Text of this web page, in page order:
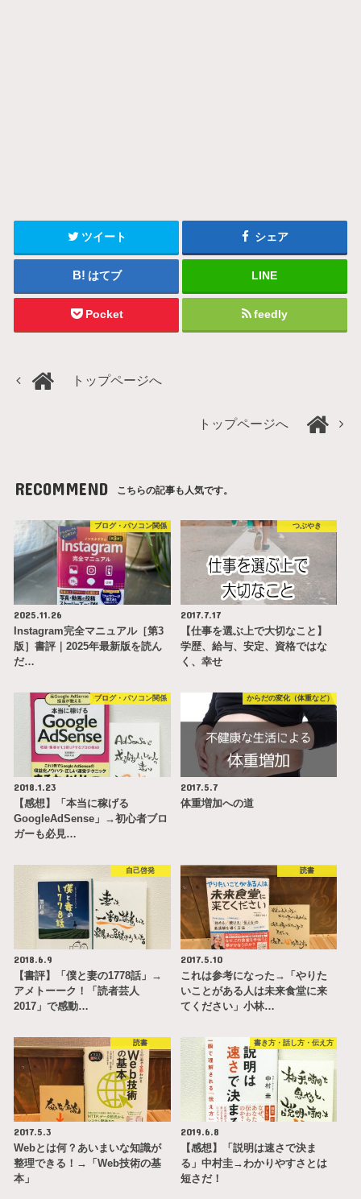
ツイート シェア
はてブ LINE
Pocket feedly
トップページへ
トップページへ
RECOMMEND こちらの記事も人気です。
ブログ・パソコン関係
2025.11.26
Instagram完全マニュアル［第3
版］書評｜2025年最新版を読ん
だ…
つぶやき
2017.7.17
【仕事を選ぶ上で大切なこと】
学歴、給与、安定、資格ではな
く、幸せ
ブログ・パソコン関係
2018.1.23
【感想】「本当に稼げる
GoogleAdSense」→初心者ブロ
ガーも必見…
からだの変化（体重など）
2017.5.7
体重増加への道
自己啓発
2018.6.9
【書評】「僕と妻の1778話」→
アメトーーク！「読者芸人
2017」で感動…
読書
2017.5.10
これは参考になった→「やりた
いことがある人は未来食堂に来
てください」小林…
読書
2017.5.3
Webとは何？あいまいな知識が
整理できる！→「Web技術の基
本」
書き方・話し方・伝え方
2019.6.8
【感想】「説明は速さで決ま
る」中村圭→わかりやすさとは
短さだ！